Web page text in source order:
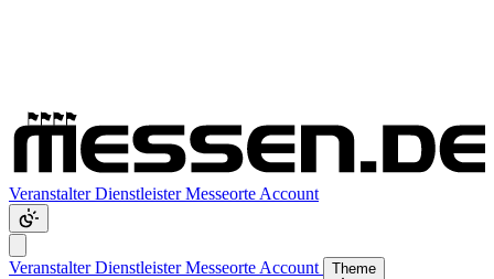
VeranstalterDienstleisterMesseorte Account
VeranstalterDienstleisterMesseorte Account Theme